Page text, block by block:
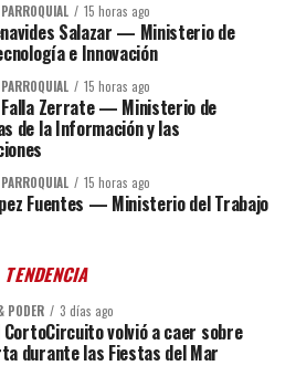
15 horas ago
Salazar — Ministerio de
e Innovación
15 horas ago
Falla Zerrate — Ministerio de
de la Información y las
15 horas ago
Fuentes — Ministerio del Trabajo
TENDENCIA
PODER 3 días ago
CortoCircuito volvió a caer sobre
durante las Fiestas del Mar